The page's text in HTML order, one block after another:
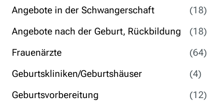
Angebote in der Schwangerschaft
(18)
Angebote nach der Geburt, Rückbildung
(18)
Frauenärzte
(64)
Geburtskliniken/Geburtshäuser
(4)
Geburtsvorbereitung
(12)